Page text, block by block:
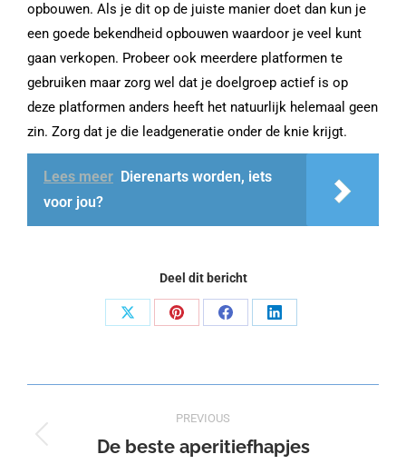
opbouwen. Als je dit op de juiste manier doet dan kun je
een goede bekendheid opbouwen waardoor je veel kunt
gaan verkopen. Probeer ook meerdere platformen te
gebruiken maar zorg wel dat je doelgroep actief is op
deze platformen anders heeft het natuurlijk helemaal geen
zin. Zorg dat je die leadgeneratie onder de knie krijgt.
Lees meer Dierenarts worden, iets
voor jou?
Deel dit bericht
Share
Share
Share
Share
navigation
PREVIOUS
Previous
De beste aperitiefhapjes